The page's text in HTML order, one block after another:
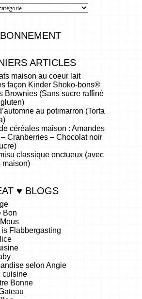
ARTICLES
maison au coeur lait
façon Kinder Shoko-bons®
Brownies (Sans sucre raffiné
au potimarron (Torta
céréales maison : Amandes
Cranberries – Chocolat noir
classique onctueux (avec
maison)
♥ BLOGS
Bon
Flabbergasting
selon Angie
cuisine
Bonne